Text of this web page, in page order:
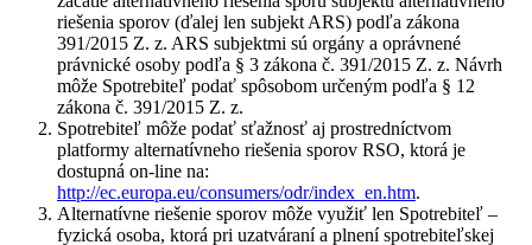
riešenia sporov (ďalej len subjekt ARS) podľa zákona
391/2015 Z. z. ARS subjektmi sú orgány a oprávnené
právnické osoby podľa § 3 zákona č. 391/2015 Z. z. Návrh
môže Spotrebiteľ podať spôsobom určeným podľa § 12
zákona č. 391/2015 Z. z.
Spotrebiteľ môže podať sťažnosť aj prostredníctvom
platformy alternatívneho riešenia sporov RSO, ktorá je
dostupná on-line na:
http://ec.europa.eu/consumers/odr/index_en.htm.
Alternatívne riešenie sporov môže využiť len Spotrebiteľ –
fyzická osoba, ktorá pri uzatváraní a plnení spotrebiteľskej